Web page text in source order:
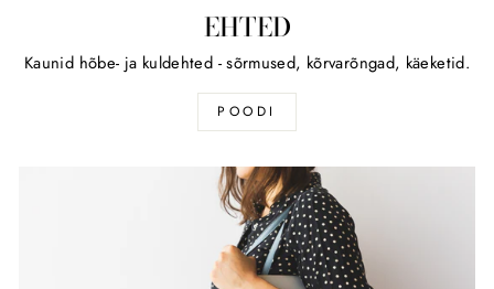
EHTED
Kaunid hõbe- ja kuldehted - sõrmused, kõrvarõngad, käeketid.
POODI